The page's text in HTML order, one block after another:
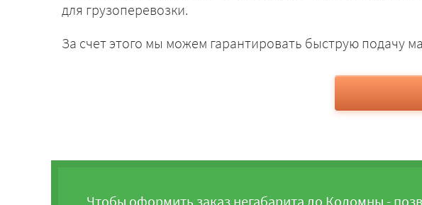
для грузоперевозки.
За счет этого мы можем гарантировать быструю подачу
Чтобы оформить заказ негабарита до Коломны -